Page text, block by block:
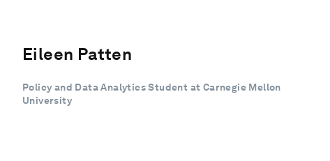
Eileen Patten
Policy and Data Analytics Student at Carnegie Mellon
University